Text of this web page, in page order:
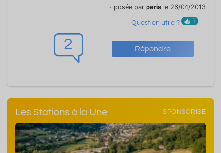
2 Répondre
- posée par peris le 26/04/2013
Question utile ? 1
Les Stations à la Une SPONSORISÉ